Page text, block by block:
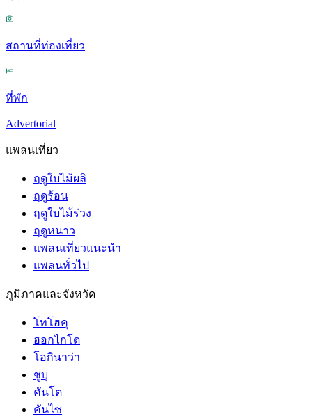
สถานที่ท่องเที่ยว
ที่พัก
Advertorial
แพลนเที่ยว
ฤดูใบไม้ผลิ
ฤดูร้อน
ฤดูใบไม้ร่วง
ฤดูหนาว
แพลนเที่ยวแนะนำ
แพลนทั่วไป
ภูมิภาคและจังหวัด
โทโฮคุ
ฮอกไกโด
โอกินาว่า
ชูบุ
คันโต
คันไซ